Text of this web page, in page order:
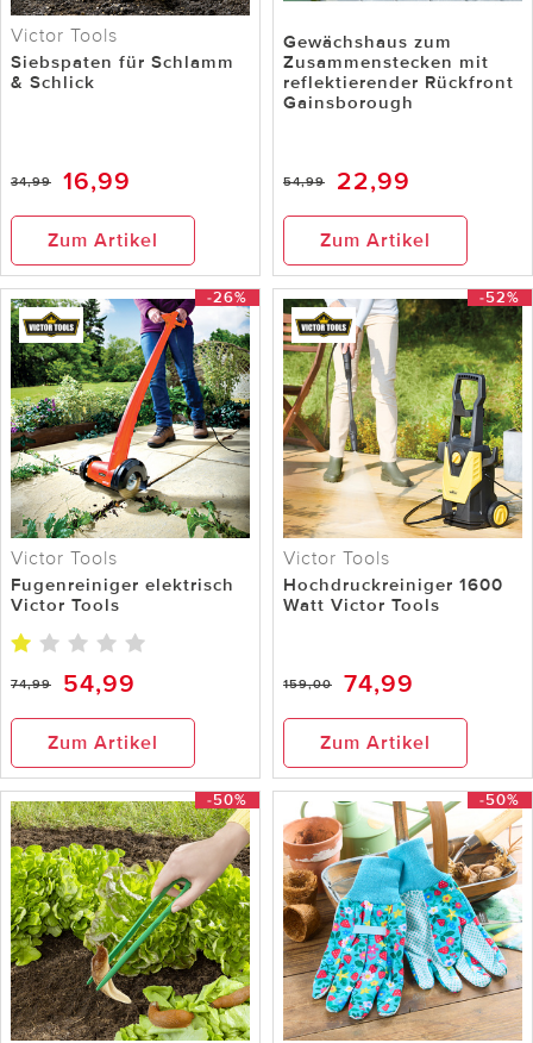
Victor Tools
Siebspaten für Schlamm
& Schlick
34,99 16,99
Zum Artikel
Gewächshaus zum
Zusammenstecken mit
reflektierender Rückfront
Gainsborough
54,99 22,99
Zum Artikel
-26%
Victor Tools
Fugenreiniger elektrisch
Victor Tools
74,99 54,99
Zum Artikel
-52%
Victor Tools
Hochdruckreiniger 1600
Watt Victor Tools
159,00 74,99
Zum Artikel
-50% -50%